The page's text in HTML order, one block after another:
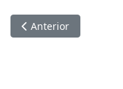
Artículo anterior:
Anterior